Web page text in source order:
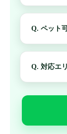
物件によ
け、個別
Q. ペット
規約（頭
確認が重
Q. 対応エ